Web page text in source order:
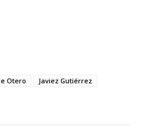
Otero
Javiez Gutiérrez